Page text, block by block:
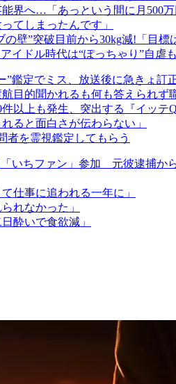
界へ…「あっという間に月500
てしまったんです」
壁”突破目前から30kg減!「目標
ドル時代は“ぽっちゃり”自虐
鑑定でミス、放送後に急きょ
的聞かれるも何も答えられず
以上も発生、突出する『イッテ
ると面白さが伝わらない」
を霊視鑑定してもらう
いちファン」参加 元彼逮捕か
仕事に追われる一年に」
れなかった」
酔いで食欲減」